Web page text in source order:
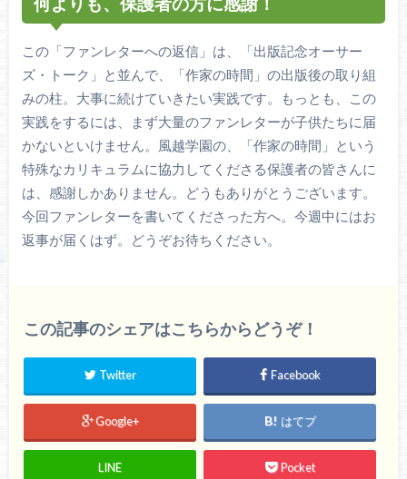
この「ファンレターへの返信」は、「出版記念オーサー
ズ・トーク」と並んで、「作家の時間」の出版後の取り組
みの柱。大事に続けていきたい実践です。もっとも、この
実践をするには、まず大量のファンレターが子供たちに届
かないといけません。風越学園の、「作家の時間」という
特殊なカリキュラムに協力してくださる保護者の皆さんに
は、感謝しかありません。どうもありがとうございます。
今回ファンレターを書いてくださった方へ。今週中にはお
返事が届くはず。どうぞお待ちください。
この記事のシェアはこちらからどうぞ！
Twitter Facebook
Google+ はてブ
LINE Pocket